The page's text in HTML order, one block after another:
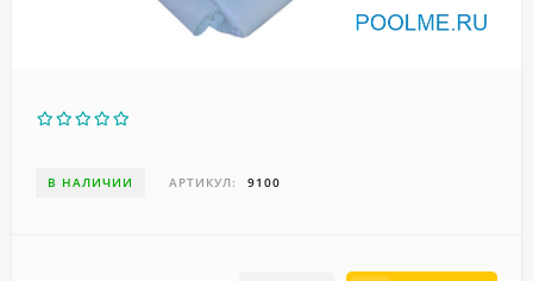
В НАЛИЧИИ АРТИКУЛ: 9100